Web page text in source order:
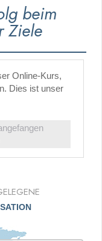
beim
Ziele
Online-Kurs,
Dies ist unser